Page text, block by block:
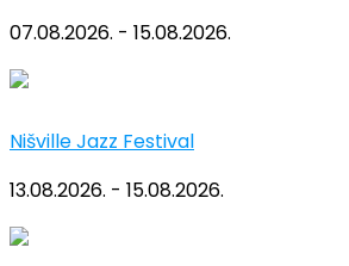
07.08.2026. - 15.08.2026.
Nišville Jazz Festival
13.08.2026. - 15.08.2026.